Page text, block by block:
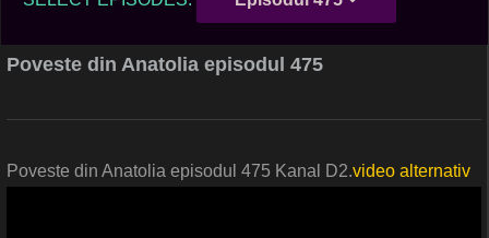
Poveste din Anatolia episodul 475
Poveste din Anatolia episodul 475 Kanal D2.video alternativ